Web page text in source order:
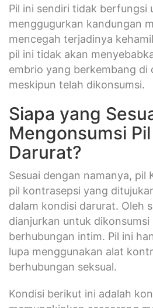
Pil ini sendiri tidak berfungsi
menggugurkan kandungan
mencegah terjadinya
pil ini tidak akan
embrio yang berkembang di
meskipun telah dikonsumsi.
Siapa yang
Mengonsumsi Pil
Darurat?
Sesuai dengan namanya, pil
pil kontrasepsi yang
dalam kondisi darurat. Oleh
dianjurkan untuk dikonsumsi
berhubungan intim. Pil ini
lupa menggunakan alat
berhubungan seksual.
Kondisi berikut ini adalah